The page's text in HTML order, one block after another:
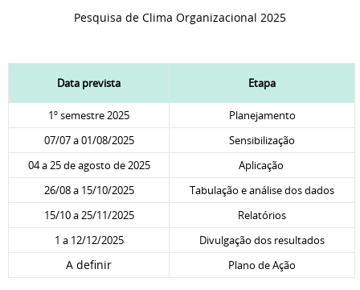
Pesquisa de Clima Organizacional 2025
Data prevista Etapa
1º semestre 2025
Planejamento
07/07 a 01/08/2025
Sensibilização
04 a 25 de agosto de 2025
Aplicação
26/08 a 15/10/2025
Tabulação e análise dos dados
15/10 a 25/11/2025
Relatórios
1 a 12/12/2025
Divulgação dos resultados
A definir Plano de Ação